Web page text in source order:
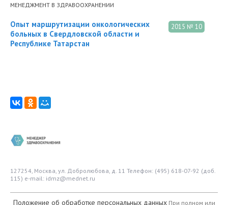
МЕНЕДЖМЕНТ В ЗДРАВООХРАНЕНИИ
2015 № 10
Опыт маршрутизации онкологических
больных в Свердловской области и
Республике Татарстан
127254, Москва, ул. Добролюбова, д. 11 Телефон: (495) 618-07-92 (доб.
115) e-mail: idmz@mednet.ru
Положение об обработке персональных данныхПри полном или